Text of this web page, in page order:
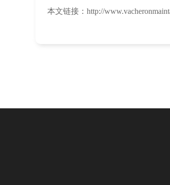
本文链接：http://